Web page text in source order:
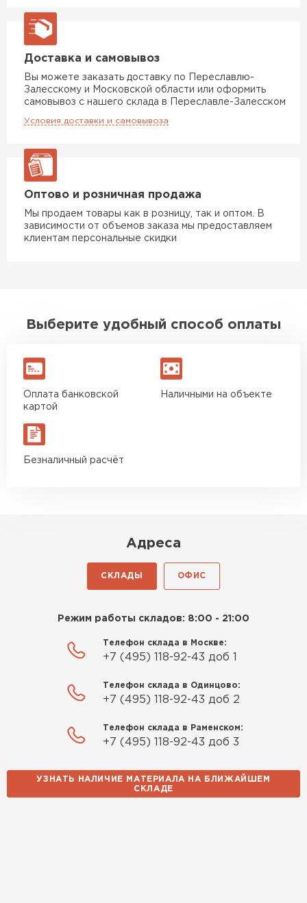
Доставка и самовывоз
Вы можете заказать доставку по Переславлю-
Залесскому и Московской области или оформить
самовывоз с нашего склада в Переславле-Залесском
Условия доставки и самовывоза
Оптово и розничная продажа
Мы продаем товары как в розницу, так и оптом. В
зависимости от объемов заказа мы предоставляем
клиентам персональные скидки
Выберите удобный способ оплаты
Оплата банковской
картой
Наличными на объекте
Безналичный расчёт
Адреса
СКЛАДЫ ОФИС
Режим работы складов: 8:00 - 21:00
Телефон склада в Москве:
+7 (495) 118-92-43 доб 1
Телефон склада в Одинцово:
+7 (495) 118-92-43 доб 2
Телефон склада в Раменском:
+7 (495) 118-92-43 доб 3
УЗНАТЬ НАЛИЧИЕ МАТЕРИАЛА НА БЛИЖАЙШЕМ
СКЛАДЕ